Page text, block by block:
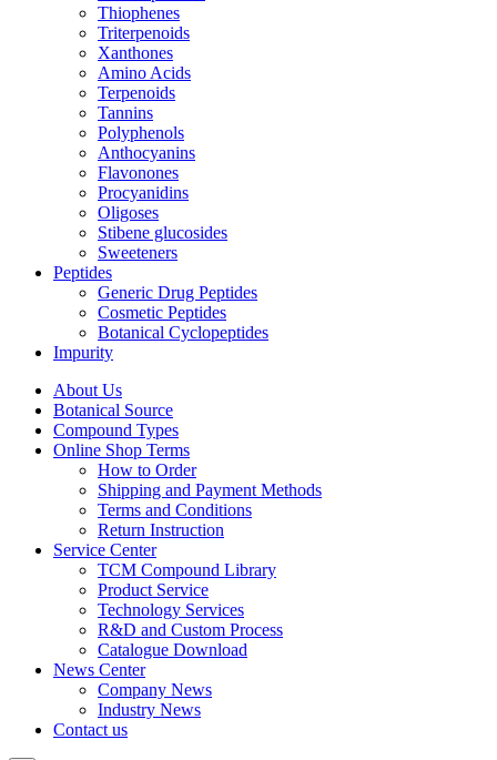
Thiophenes
Triterpenoids
Xanthones
Amino Acids
Terpenoids
Tannins
Polyphenols
Anthocyanins
Flavonones
Procyanidins
Oligoses
Stibene glucosides
Sweeteners
Peptides
Generic Drug Peptides
Cosmetic Peptides
Botanical Cyclopeptides
Impurity
About Us
Botanical Source
Compound Types
Online Shop Terms
How to Order
Shipping and Payment Methods
Terms and Conditions
Return Instruction
Service Center
TCM Compound Library
Product Service
Technology Services
R&D and Custom Process
Catalogue Download
News Center
Company News
Industry News
Contact us